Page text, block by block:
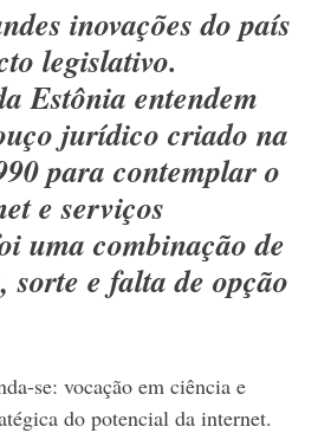
inovações do país
legislativo.
Estônia entendem
jurídico criado na
para contemplar o
e serviços
uma combinação de
sorte e falta de opção
se: vocação em ciência e
do potencial da internet.